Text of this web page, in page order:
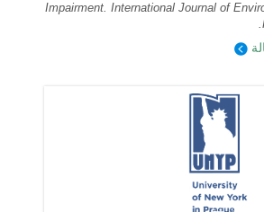
Impairment. International Journal of